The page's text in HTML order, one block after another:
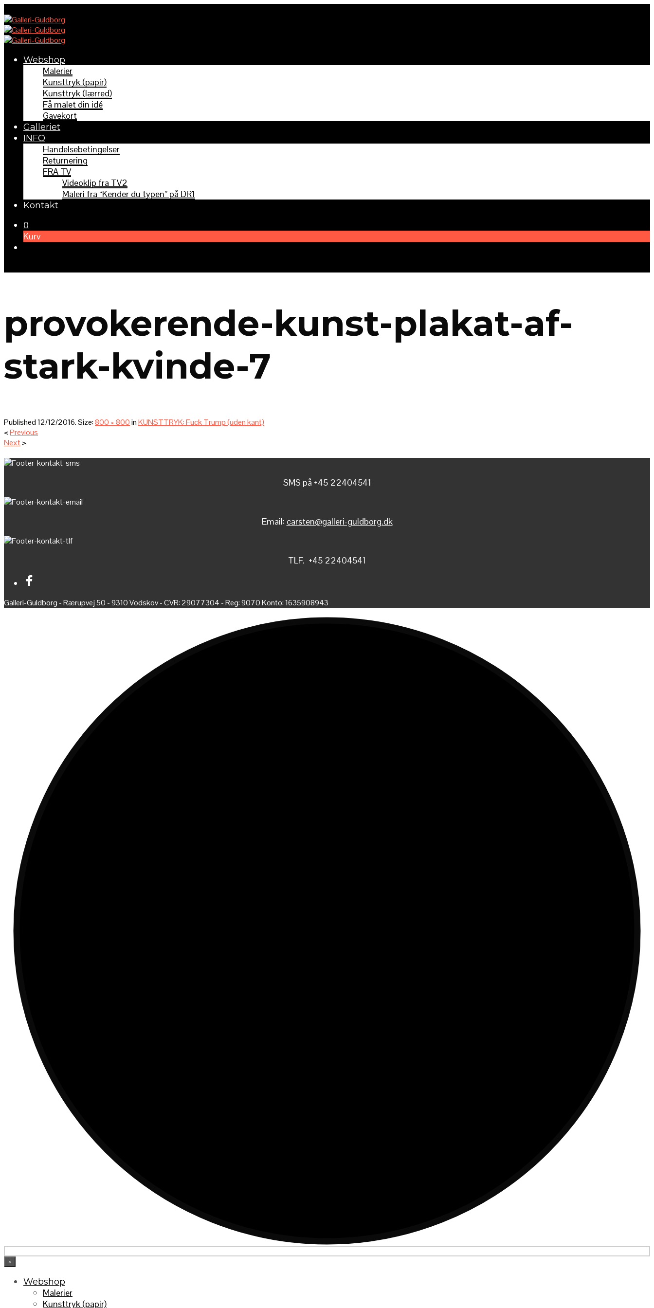
Webshop
Malerier
Kunsttryk (papir)
Kunsttryk (lærred)
Få malet din idé
Gavekort
Galleriet
INFO
Handelsebetingelser
Returnering
FRA TV
Videoklip fra TV2
Maleri fra “Kender du typen” på DR1
Kontakt
0
Kurv
provokerende-kunst-plakat-af-
stark-kvinde-7
Published12/12/2016. Size:800 × 800inKUNSTTRYK: Fuck Trump (uden kant)
<Previous
Next>
SMS på +45 22404541
Email: carsten@galleri-guldborg.dk
TLF. +45 22404541
Galleri-Guldborg - Rærupvej 50 - 9310 Vodskov - CVR: 29077304 - Reg: 9070 Konto: 1635908943
×
Webshop
Malerier
Kunsttryk (papir)